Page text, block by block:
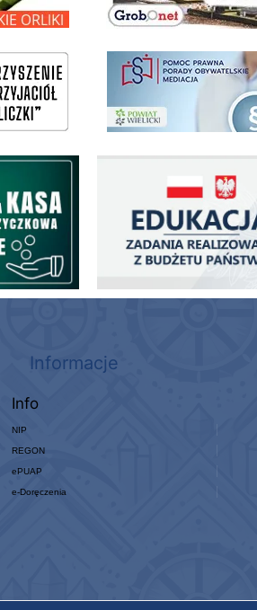
pomoc prawna wieliczka
- Pożyczkowa
Informacje
Info
NIP
REGON
ePUAP
e-Doręczenia